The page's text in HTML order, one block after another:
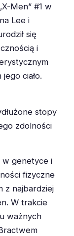
Men” #1 w
Lee i
się
i
ciało.
stopy
zdolności
w genetyce i
fizyczne
z najbardziej
W trakcie
ważnych